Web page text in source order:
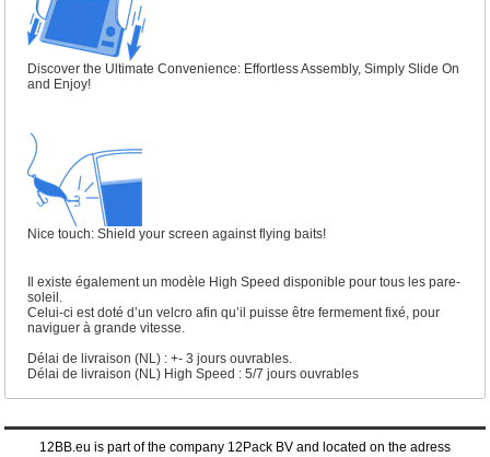
Discover the Ultimate Convenience: Effortless Assembly, Simply Slide On
and Enjoy!
Nice touch: Shield your screen against flying baits!
Il existe également un modèle High Speed disponible pour tous les pare-
soleil.
Celui-ci est doté d’un velcro afin qu’il puisse être fermement fixé, pour
naviguer à grande vitesse.
Délai de livraison (NL) : +- 3 jours ouvrables.
Délai de livraison (NL) High Speed : 5/7 jours ouvrables
12BB.eu is part of the company 12Pack BV and located on the adress